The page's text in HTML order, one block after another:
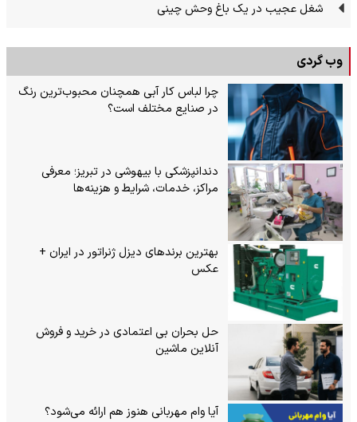
شغل عجیب در یک باغ وحش چینی
وب گردی
چرا لباس کار آبی همچنان محبوب‌ترین رنگ
در صنایع مختلف است؟
دندانپزشکی با بیهوشی در تبریز؛ معرفی
مراکز، خدمات، شرایط و هزینه‌ها
بهترین برندهای دیزل ژنراتور در ایران +
عکس
حل بحران بی‌ اعتمادی در خرید و فروش
آنلاین ماشین
آیا وام مهربانی هنوز هم ارائه می‌شود؟